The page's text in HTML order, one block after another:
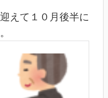
えて１０月後半に